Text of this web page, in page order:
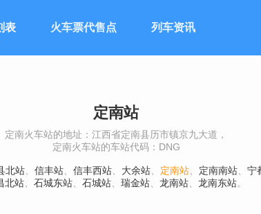
表 火车票代售点 列车资讯
定南站
定南火车站的地址：江西省定南县历市镇京九大道，
定南火车站的车站代码：DNG
北站 信丰站 信丰西站 大余站 定南站 定南南站 宁
北站
石城东站 石城站 瑞金站 龙南站 龙南东站。